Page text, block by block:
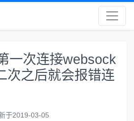
一次连接websock
次之后就会报错连
于2019-03-05